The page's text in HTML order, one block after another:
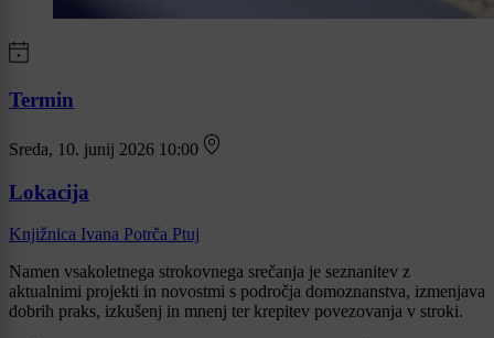
Termin
Sreda, 10. junij 2026 10:00
Lokacija
Knjižnica Ivana Potrča Ptuj
Namen vsakoletnega strokovnega srečanja je seznanitev z
aktualnimi projekti in novostmi s področja domoznanstva, izmenjava
dobrih praks, izkušenj in mnenj ter krepitev povezovanja v stroki.